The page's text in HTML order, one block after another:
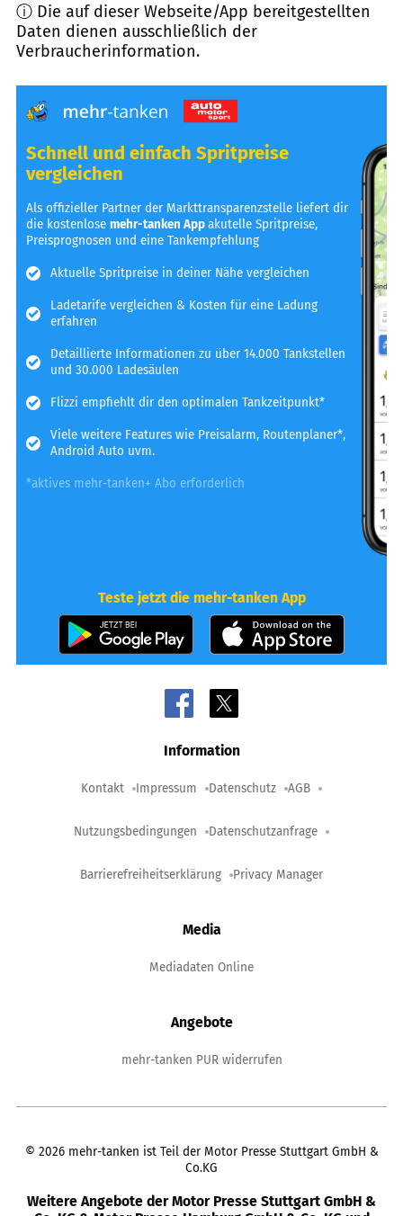
ⓘ Die auf dieser Webseite/App bereitgestellten
Daten dienen ausschließlich der
Verbraucherinformation.
Schnell und einfach Spritpreise
vergleichen
Als offizieller Partner der Markttransparenzstelle liefert dir
die kostenlosemehr-tanken Appakutelle Spritpreise,
Preisprognosen und eine Tankempfehlung
Aktuelle Spritpreise in deiner Nähe vergleichen
Ladetarife vergleichen & Kosten für eine Ladung
erfahren
Detaillierte Informationen zu über 14.000 Tankstellen
und 30.000 Ladesäulen
Flizzi empfiehlt dir den optimalen Tankzeitpunkt*
Viele weitere Features wie Preisalarm, Routenplaner*,
Android Auto uvm.
*aktives mehr-tanken+ Abo erforderlich
Teste jetzt die mehr-tanken App
Information
Kontakt Impressum Datenschutz AGB
Nutzungsbedingungen Datenschutzanfrage
Barrierefreiheitserklärung Privacy Manager
Media
Mediadaten Online
Angebote
mehr-tanken PUR widerrufen
© 2026 mehr-tanken ist Teil der Motor Presse Stuttgart GmbH &
Co.KG
Weitere Angebote der Motor Presse Stuttgart GmbH &